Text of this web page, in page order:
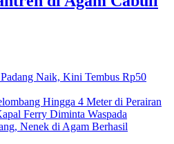
Naik, Kini Tembus Rp50
Hingga 4 Meter di Perairan
Ferry Diminta Waspada
Nenek di Agam Berhasil